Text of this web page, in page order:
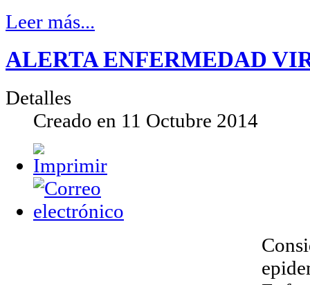
Leer más...
ALERTA ENFERMEDAD
Detalles
Creado en 11 Octubre 2014